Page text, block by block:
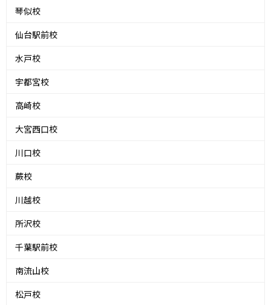
琴似校
仙台駅前校
水戸校
宇都宮校
高崎校
大宮西口校
川口校
蕨校
川越校
所沢校
千葉駅前校
南流山校
松戸校